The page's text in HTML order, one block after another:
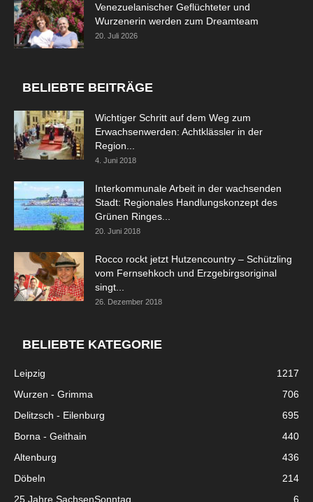
Venezuelanischer Geflüchteter und
Wurzenerin werden zum Dreamteam
20. Juli 2026
BELIEBTE BEITRÄGE
Wichtiger Schritt auf dem Weg zum
Erwachsenwerden: Achtklässler in der
Region...
4. Juni 2018
Interkommunale Arbeit in der wachsenden
Stadt: Regionales Handlungskonzept des
Grünen Ringes...
20. Juni 2018
Rocco rockt jetzt Hutzencountry – Schützling
vom Fernsehkoch und Erzgebirgsoriginal
singt...
26. Dezember 2018
BELIEBTE KATEGORIE
Leipzig
1217
Wurzen - Grimma
706
Delitzsch - Eilenburg
695
Borna - Geithain
440
Altenburg
436
Döbeln
214
25 Jahre SachsenSonntag
6